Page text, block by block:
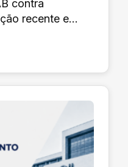
contra
recente e